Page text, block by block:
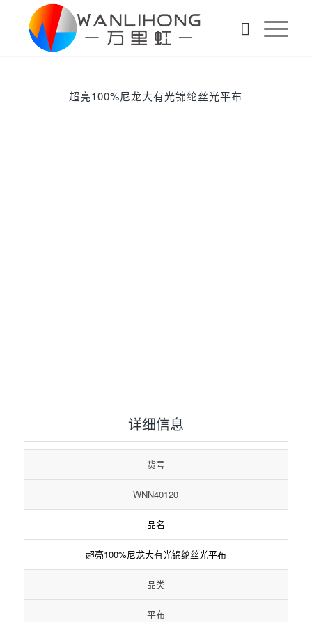
超亮100%尼龙大有光锦纶丝光平布
详细信息
货号
WNN40120
品名
超亮100%尼龙大有光锦纶丝光平布
品类
平布